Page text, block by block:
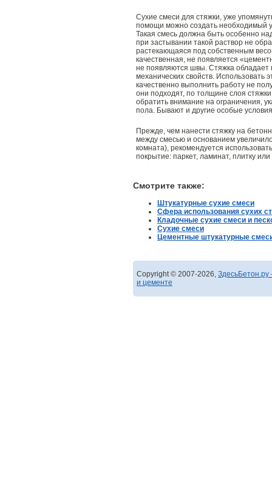
Сухие смеси для стяжки, уже
помощи можно создать необходимый
Такая смесь должна быть особенно
при застывании такой раствор не
растекающаяся под собственным
качественная, не появляется
не появляются швы. Стяжка обладает
механических свойств.
качественно выполнить работу не
они подходят, по толщине слоя
обратить внимание на ограничения,
пола. Бывают и другие особые
Прежде, чем нанести стяжку на
между смесью и основанием
комната), рекомендуется
покрытие: паркет, ламинат, плитку
Смотрите также:
Штукатурные сухие смеси
Сфера использования сухих
Кладочные сухие смеси и
Сухие смеси
Цементные штукатурные
Copyright © 2007-2026,
и цементе